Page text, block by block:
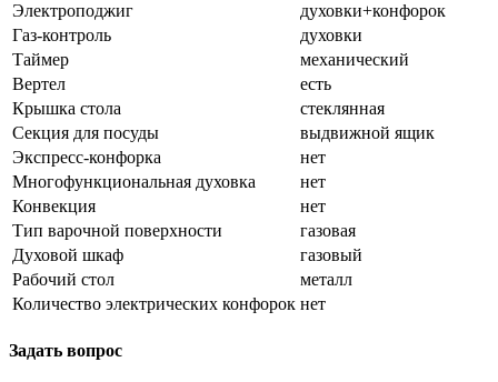
Электроподжиг
духовки+конфорок
Газ-контроль
духовки
Таймер
механический
Вертел
есть
Крышка стола
стеклянная
Секция для посуды
выдвижной ящик
Экспресс-конфорка
нет
Многофункциональная духовка
нет
Конвекция
нет
Тип варочной поверхности
газовая
Духовой шкаф
газовый
Рабочий стол
металл
Количество электрических конфорок нет
Задать вопрос